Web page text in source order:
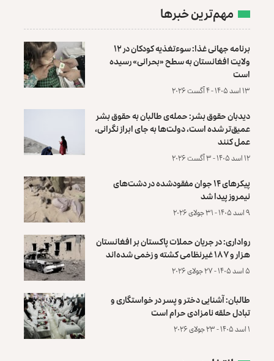
مهم‌ترین خبرها
برنامه جهانی غذا: سوءتغذیه کودکان در ۱۲
ولایت افغانستان به سطح «بحرانی» رسیده
است
۱۳ اسد ۱۴۰۵ - ۴ آگست ۲۰۲۶
دیدبان حقوق بشر: حمله‌ی طالبان به حقوق بشر
عمیق‌تر شده است، دولت‌ها به جای ابراز نگرانی،
عمل کنند
۱۲ اسد ۱۴۰۵ - ۳ آگست ۲۰۲۶
پیکرهای ۱۴ جوان مفقودشده در دشت‌های
نیمروز پیدا شد
۹ اسد ۱۴۰۵ - ۳۱ جولای ۲۰۲۶
رواداری: در جریان حملات پاکستان بر افغانستان
هزار و ۱۸۷ غیرنظامی کشته و زخمی شده‌اند
۵ اسد ۱۴۰۵ - ۲۷ جولای ۲۰۲۶
طالبان: آشنایی دختر و پسر در خواستگاری و
تبادل حلقه نامزادی حرام است
۱ اسد ۱۴۰۵ - ۲۳ جولای ۲۰۲۶